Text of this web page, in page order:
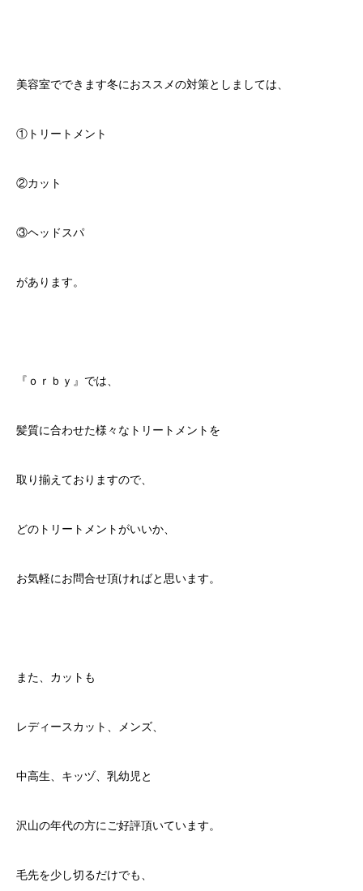
美容室でできます冬におススメの対策としましては、
①トリートメント
②カット
③ヘッドスパ
があります。
『ｏｒｂｙ』では、
髪質に合わせた様々なトリートメントを
取り揃えておりますので、
どのトリートメントがいいか、
お気軽にお問合せ頂ければと思います。
また、カットも
レディースカット、メンズ、
中高生、キッヅ、乳幼児と
沢山の年代の方にご好評頂いています。
毛先を少し切るだけでも、